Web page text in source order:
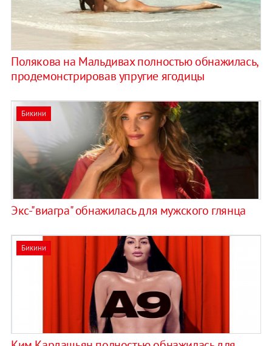
Полякова на Мальдивах полностью обнажилась,
продемонстрировав упругие ягодицы
Бикини
Экс-"виагра" обнажилась для мужского глянца
Бикини